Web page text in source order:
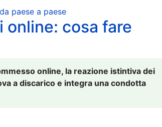
paese a paese
online: cosa fare
online, la reazione istintiva dei
a discarico e integra una condotta